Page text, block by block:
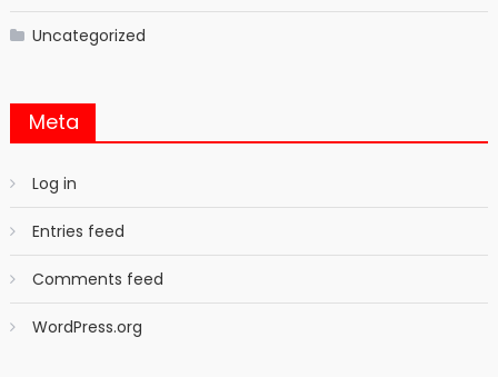
Uncategorized
Meta
Log in
Entries feed
Comments feed
WordPress.org